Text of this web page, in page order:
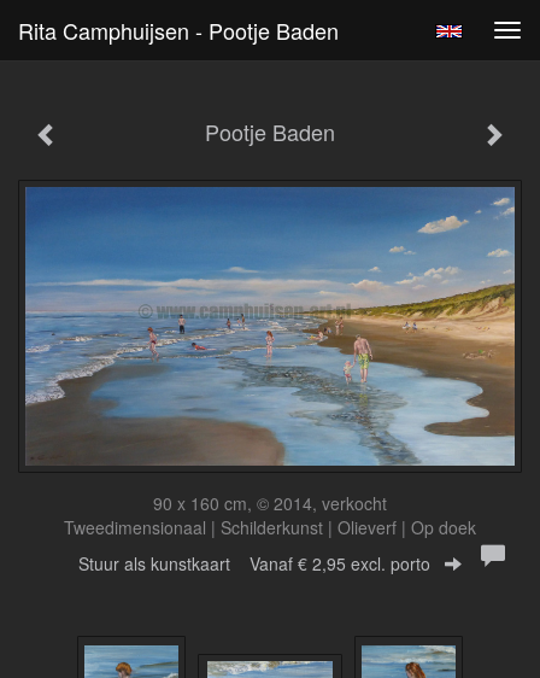
Rita Camphuijsen - Pootje Baden
Pootje Baden
90 x 160 cm, © 2014, verkocht
Tweedimensionaal | Schilderkunst | Olieverf | Op doek
Stuur als kunstkaart Vanaf € 2,95 excl. porto